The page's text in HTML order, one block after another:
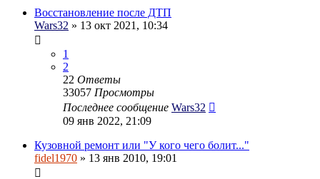
Восстановление после ДТП
Wars32 » 13 окт 2021, 10:34
1
2
22 Ответы
33057 Просмотры
Последнее сообщение Wars32
09 янв 2022, 21:09
Кузовной ремонт или "У кого чего болит..."
fidel1970 » 13 янв 2010, 19:01